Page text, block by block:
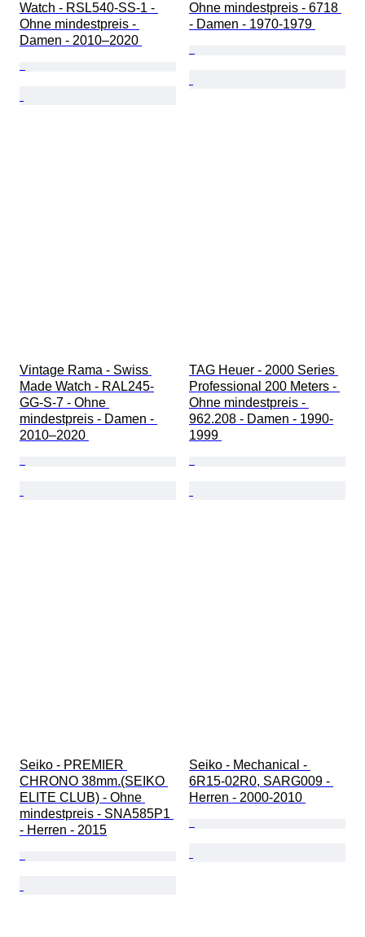
Watch - RSL540-SS-1 -
Ohne mindestpreis -
Damen - 2010–2020
Ohne mindestpreis - 6718
- Damen - 1970-1979
Vintage Rama - Swiss
Made Watch - RAL245-
GG-S-7 - Ohne
mindestpreis - Damen -
2010–2020
TAG Heuer - 2000 Series
Professional 200 Meters -
Ohne mindestpreis -
962.208 - Damen - 1990-
1999
Seiko - PREMIER
CHRONO 38mm.(SEIKO
ELITE CLUB) - Ohne
mindestpreis - SNA585P1
- Herren - 2015
Seiko - Mechanical -
6R15-02R0, SARG009 -
Herren - 2000-2010